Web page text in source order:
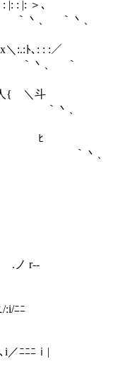
: |: ＞､
｀丶、
＼:.:ﾄ､: : :／
｀
人{ ＼斗
、
｀¨´ ﾋ
、
: :.jΛ
.ノ r‐‐
}
/:i/ﾆﾆ
i／ﾆﾆﾆｉ|